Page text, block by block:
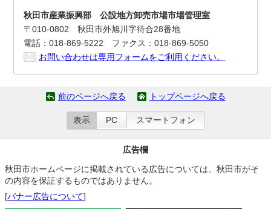
秋田市産業振興部 公設地方卸売市場市場管理室
〒010-0802 秋田市外旭川字待合28番地
電話：018-869-5222 ファクス：018-869-5050
お問い合わせは専用フォームをご利用ください。
前のページへ戻る トップページへ戻る
表示 PC スマートフォン
広告欄
秋田市ホームページに掲載されている広告については、秋田市がそ
の内容を保証するものではありません。
[バナー広告について]